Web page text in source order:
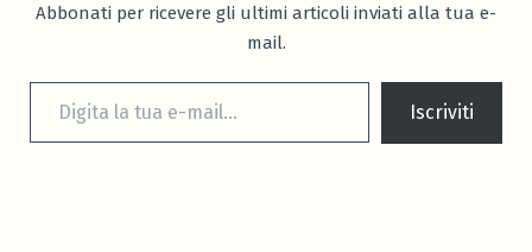
Abbonati per ricevere gli ultimi articoli inviati alla tua e-
mail.
Digita la tua e-mail...
Iscriviti